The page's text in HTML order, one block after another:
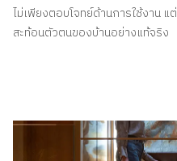
ไม่เพียงตอบโจทย์ด้านการใช้งาน
สะท้อนตัวตนของบ้านอย่างแท้จริง